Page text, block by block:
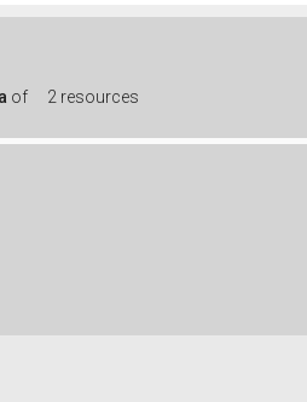
of 2 resources